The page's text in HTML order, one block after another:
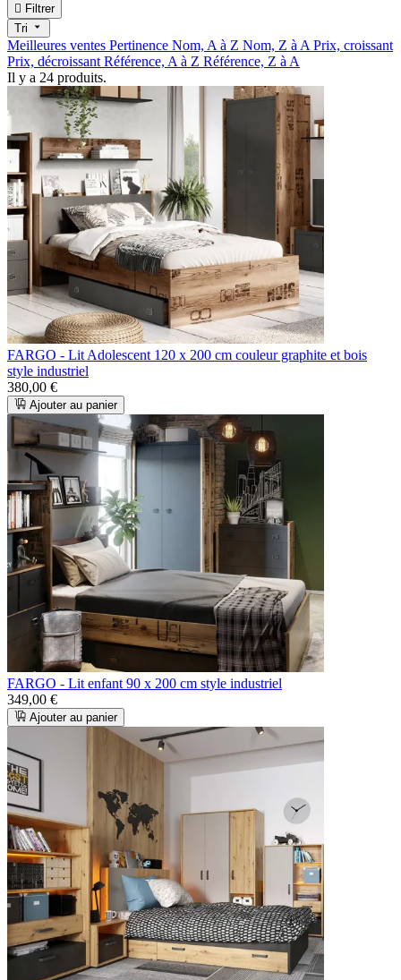
 Filtrer
Tri
Meilleures ventes Pertinence Nom, A à Z Nom, Z à A Prix, croissant
Prix, décroissant Référence, A à Z Référence, Z à A
Il y a 24 produits.
FARGO - Lit Adolescent 120 x 200 cm couleur graphite et bois
style industriel
380,00 €
Ajouter au panier
FARGO - Lit enfant 90 x 200 cm style industriel
349,00 €
Ajouter au panier